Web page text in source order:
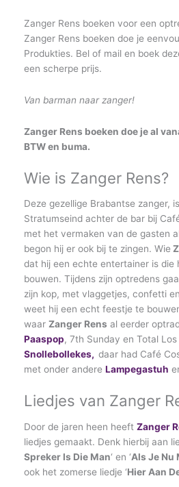
Zanger Rens boeken voor een
Zanger Rens boeken doe je
Produkties. Bel of mail en boek
een scherpe prijs.
Van barman naar zanger!
Zanger Rens boeken doe je al
BTW en buma.
Wie is Zanger Rens?
Deze gezellige Brabantse zanger,
Stratumseind achter de bar bij
met het vermaken van de gasten
begon hij er ook bij te zingen. Wie
dat hij een echte entertainer is die
bouwen. Tijdens zijn optredens
zijn kop, met vlaggetjes, confetti
weet hij een echt feestje te
waar Zanger Rens al eerder
Paaspop, 7th Sunday en Total
Snollebollekes, daar had Café
met onder andere Lampegastuh
Liedjes van Zanger
Door de jaren heen heeft Zanger
liedjes gemaakt. Denk hierbij aan
Spreker Is Die Man‘ en ‘Als Je Nu
ook het zomerse liedje ‘Hier Aan